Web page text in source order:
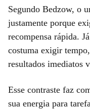
Segundo Bedzow, o
justamente porque
recompensa rápida.
costuma exigir
resultados imediatos
Esse contraste faz
sua energia para